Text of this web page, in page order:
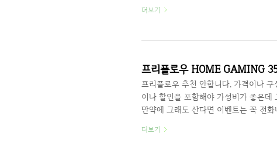
2020/07/10 - [정보기술 IT/프리플로
[정보기술 IT/프리플로우] - 프리플로
더보기
프리플로우 HOME GAMING
프리플로우 추천 안합니다. 가격이나
이나 할인을 포함해야 가성비가 좋은
만약에 그래도 산다면 이벤트는 꼭 전
2020/07/10 - [정보기술 IT/프리플로
더보기